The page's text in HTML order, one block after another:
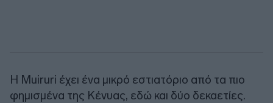
Η Muiruri έχει ένα μικρό εστιατόριο από τα πιο
φημισμένα της Κένυας, εδώ και δύο δεκαετίες.